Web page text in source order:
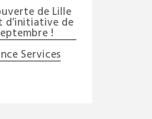
de Lille
d’initiative de
!
Services